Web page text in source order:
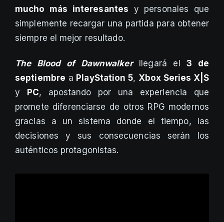
mucho más interesantes y personales que
simplemente recargar una partida para obtener
siempre el mejor resultado.
The Blood of Dawnwalkerllegará el3 de
septiembre a PlayStation 5, Xbox Series X|S
y PC, apostando por una experiencia que
promete diferenciarse de otros RPG modernos
gracias a un sistema donde el tiempo, las
decisiones y sus consecuencias serán los
auténticos protagonistas.